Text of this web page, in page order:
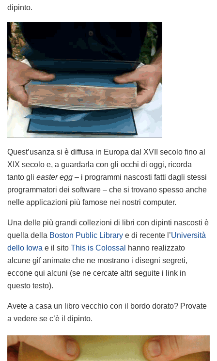
dipinto.
Quest’usanza si è diffusa in Europa dal XVII secolo fino al
XIX secolo e, a guardarla con gli occhi di oggi, ricorda
tanto gli easter egg – i programmi nascosti fatti dagli stessi
programmatori dei software – che si trovano spesso anche
nelle applicazioni più famose nei nostri computer.
Una delle più grandi collezioni di libri con dipinti nascosti è
quella della Boston Public Library e di recente l’Università
dello Iowa e il sito This is Colossal hanno realizzato
alcune gif animate che ne mostrano i disegni segreti,
eccone qui alcuni (se ne cercate altri seguite i link in
questo testo).
Avete a casa un libro vecchio con il bordo dorato? Provate
a vedere se c’è il dipinto.